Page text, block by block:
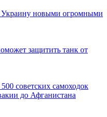
Украину новыми огромными
защитить танк от
советских самоходок
до Афганистана